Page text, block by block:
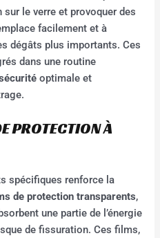
le verre et provoquer des
facilement et à
dégâts plus importants. Ces
dans une routine
optimale et
PROTECTION À
spécifiques renforce la
de protection transparents,
une partie de l’énergie
de fissuration. Ces films,